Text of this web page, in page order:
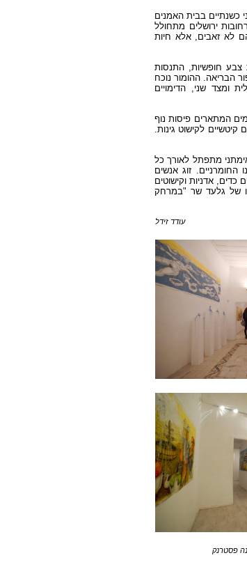
כשנתיים בבית האמנים
ירושלים מתחולל
הם לא זאבים, אלא חיות
צבע חופשיות, התנסות
הבריאה. ההומור נוכח
ומצד שני, הדימויים
המתארים פיסות נוף
לקישוט גינות.
מתפתל לאורך כל
זוג אנשים
אדניות וקישוטים
של גלעד שר "במרחק
עודד זידל